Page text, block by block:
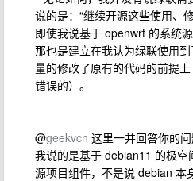
说的是：“继续开源这些使用、
即使我说基于 openwrt 的系统
那也是建立在我认为绿联使用
量的修改了原有的代码的前提
错误的）。
@geekvcn 这里一并回答你的问
我说的是基于 debian11 的极
源项目组件，不是说 debian 本